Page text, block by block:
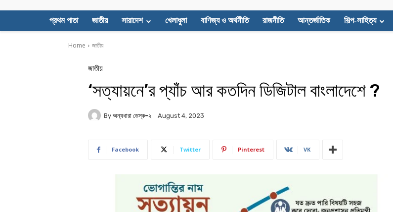
প্রথম পাতা জাতীয় সারাদেশ খেলাধুলা বাণিজ্য ও অর্থনীতি রাজনীতি আন্তর্জাতিক শিল্প-সাহিত্য
Home জাতীয়
জাতীয়
‘সত্যায়নে’র প্যাঁচ আর কতদিন ডিজিটাল বাংলাদেশে ?
By অন্যধারা ডেস্ক-২ August 4, 2023
Facebook Twitter Pinterest VK